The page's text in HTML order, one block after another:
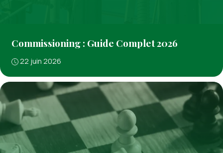
Commissioning : Guide Complet 2026
22 juin 2026